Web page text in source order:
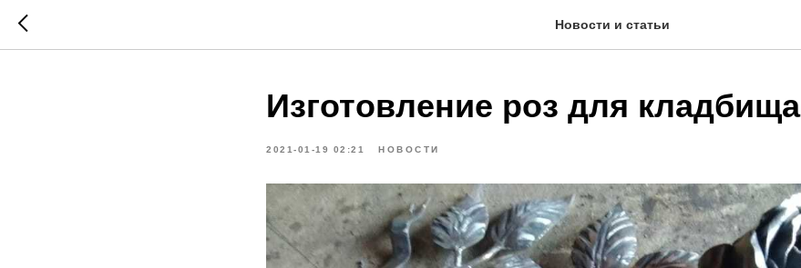
Новости и статьи
Изготовление роз для кладбища
2021-01-19 02:21 НОВОСТИ